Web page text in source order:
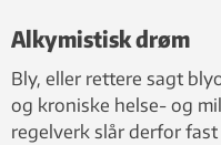
Alkymistisk drøm
Bly, eller rettere sagt
og kroniske helse- og
regelverk slår derfor